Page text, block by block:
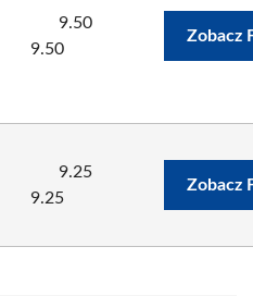
9.50
9.50
Zobacz
9.25
9.25
Zobacz